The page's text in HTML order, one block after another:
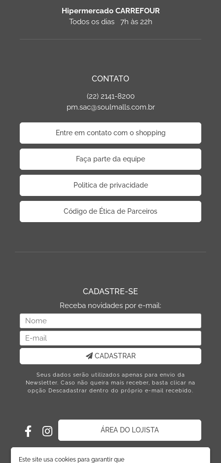
Este site usa cookies para garantir que
Hipermercado CARREFOUR
Todos os dias 7h às 22h
CONTATO
(22) 2141-8200
pm.sac@soulmalls.com.br
Entre em contato com o shopping
Faça parte da equipe
Politica de privacidade
Código de Ética de Parceiros
CADASTRE-SE
Receba novidades por e-mail:
CADASTRAR
Seus dados serão utilizados apenas para envio da
Newsletter. Caso não queira mais receber, basta clicar na
opção Descadastrar dentro do próprio e-mail recebido.
ÁREA DO LOJISTA